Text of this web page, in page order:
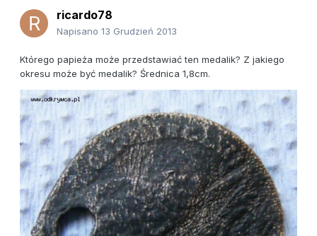
ricardo78
Napisano 13 Grudzień 2013
Którego papieża może przedstawiać ten medalik? Z jakiego
okresu może być medalik? Średnica 1,8cm.